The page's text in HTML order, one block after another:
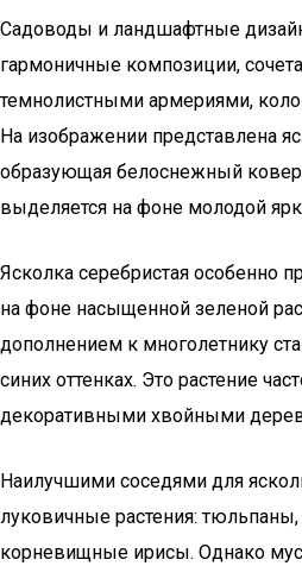
Садоводы и ландшафтные
гармоничные композиции,
темнолистными армериями,
На изображении представлена
образующая белоснежный
выделяется на фоне молодой
Ясколка серебристая особенно
на фоне насыщенной зеленой
дополнением к многолетнику
синих оттенках. Это растение
декоративными хвойными
Наилучшими соседями для
луковичные растения:
корневищные ирисы. Однако